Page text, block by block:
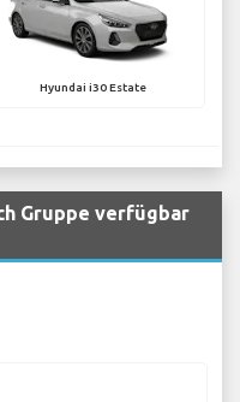
Hyundai i30 Estate
Gruppe verfügbar